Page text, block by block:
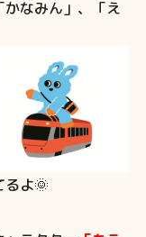
なみん」、「え
るよ🌞